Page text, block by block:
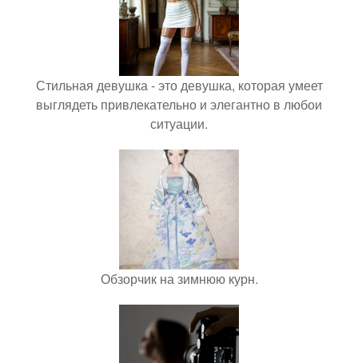
Стильная девушка - это девушка, которая умеет
выглядеть привлекательно и элегантно в любои
ситуации.
Обзорчик на зимнюю курн.